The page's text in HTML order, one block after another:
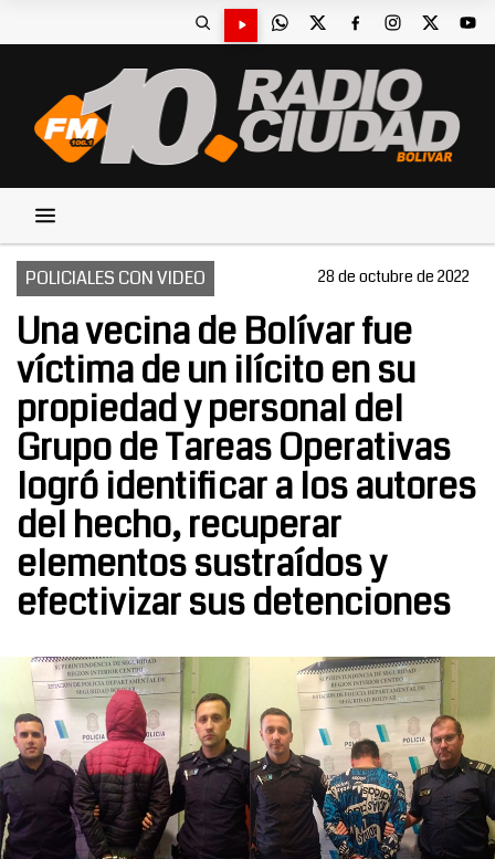
POLICIALES CON VIDEO 28 de octubre de 2022
Una vecina de Bolívar fue
víctima de un ilícito en su
propiedad y personal del
Grupo de Tareas Operativas
logró identificar a los autores
del hecho, recuperar
elementos sustraídos y
efectivizar sus detenciones